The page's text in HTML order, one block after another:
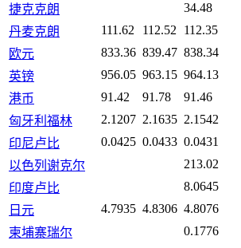
捷克克朗
34.48
丹麦克朗
111.62 112.52
112.35
欧元
833.36 839.47 838.34
英镑
956.05 963.15 964.13
港币
91.42 91.78
91.46
匈牙利福林
2.1207 2.1635 2.1542
印尼卢比
0.0425 0.0433 0.0431
以色列谢克尔
213.02
印度卢比
8.0645
日元
4.7935 4.8306 4.8076
柬埔寨瑞尔
0.1776